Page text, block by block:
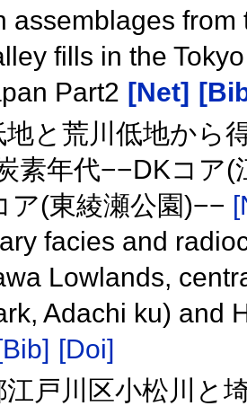
assemblages
fills in the
Part2 [Net]
地と荒川低地から
素年代−−DKコア
ア(東綾瀬公園)−−
facies and
Lowlands,
Adachi ku) and
[Doi]
戸川区小松川と